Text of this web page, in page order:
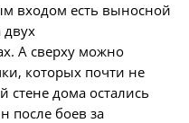
входом есть выносной
двух
А сверху можно
которых почти не
стене дома остались
после боев за